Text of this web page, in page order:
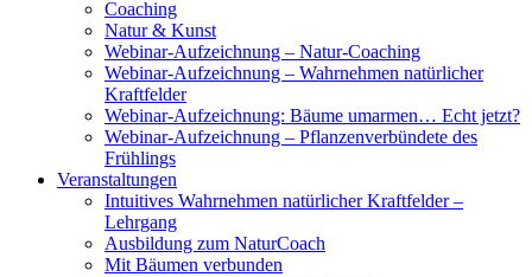
Coaching
Natur & Kunst
Webinar-Aufzeichnung – Natur-Coaching
Webinar-Aufzeichnung – Wahrnehmen natürlicher
Kraftfelder
Webinar-Aufzeichnung: Bäume umarmen… Echt jetzt?
Webinar-Aufzeichnung – Pflanzenverbündete des
Frühlings
Veranstaltungen
Intuitives Wahrnehmen natürlicher Kraftfelder –
Lehrgang
Ausbildung zum NaturCoach
Mit Bäumen verbunden